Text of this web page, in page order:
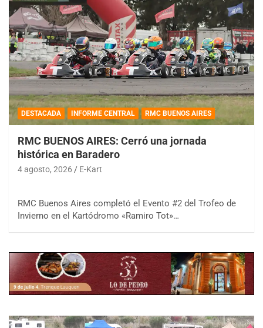
DESTACADA INFORME CENTRAL RMC BUENOS AIRES
RMC BUENOS AIRES: Cerró una jornada
histórica en Baradero
4 agosto, 2026 E-Kart
RMC Buenos Aires completó el Evento #2 del Trofeo de
Invierno en el Kartódromo «Ramiro Tot»…